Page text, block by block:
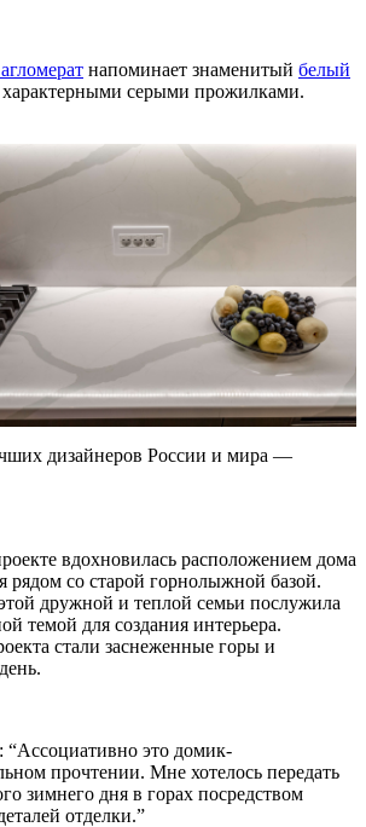
напоминает знаменитый белый
характерными серыми прожилками.
дизайнеров России и мира —
вдохновилась расположением дома
рядом со старой горнолыжной базой.
дружной и теплой семьи послужила
темой для создания интерьера.
стали заснеженные горы и
“Ассоциативно это домик-
прочтении. Мне хотелось передать
зимнего дня в горах посредством
отделки.”